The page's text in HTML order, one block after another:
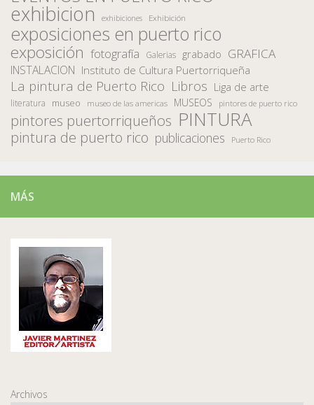
exhibicion exhibiciones Exhibición
exposiciones en puerto rico
exposición fotografía Galerias grabado GRAFICA
INSTALACION Instituto de Cultura Puertorriqueña
La pintura de Puerto Rico Libros Liga de arte
literatura museo museo de las americas MUSEOS pintores de puerto rico
pintores puertorriqueños PINTURA
pintura de puerto rico publicaciones Puerto Rico
MÁS
Archivos